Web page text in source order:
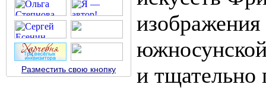
Разместить свою кнопку
изображения
и тщательно